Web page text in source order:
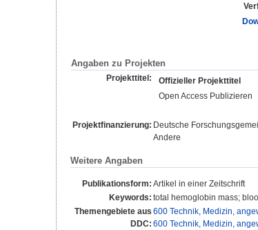
Angaben zu Projekten
Projekttitel: Offizieller Projekttitel
Open Access Publizieren
Projektfinanzierung: Deutsche
Andere
Weitere Angaben
Publikationsform: Artikel in einer Zeitschrift
Keywords: total hemoglobin mass;
Themengebiete aus
DDC:
600 Technik, Medizin,
600 Technik, Medizin,